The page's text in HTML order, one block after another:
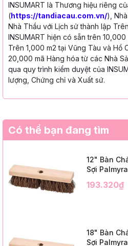
INSUMART là Thương hiệu riêng
(https://tandiacau.com.vn/),
Nhà Thầu với Lịch sử thành lập
INSUMART hiện có sẵn trên
Trên 1,000 m2 tại Vũng Tàu và Hồ
20,000 mã Hàng hóa từ các Nhà
qua quy trình kiểm duyệt của
lượng, Chứng chỉ và Xuất sứ.
Có thể bạn đang tìm
12" Bàn
Sợi
Trim)
193.320₫
18" Bàn
Sợi